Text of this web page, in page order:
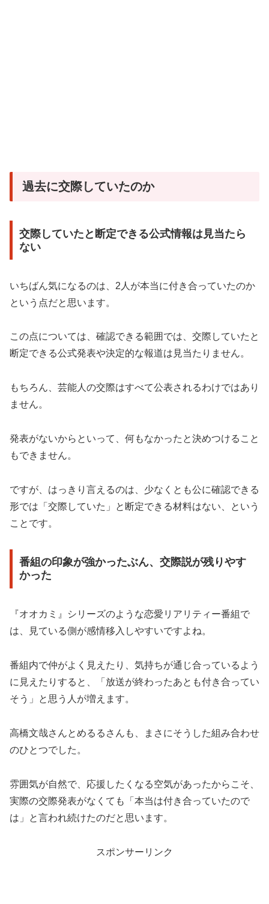
過去に交際していたのか
交際していたと断定できる公式情報は見当たら
ない
いちばん気になるのは、2人が本当に付き合っていたのか
という点だと思います。
この点については、確認できる範囲では、交際していたと
断定できる公式発表や決定的な報道は見当たりません。
もちろん、芸能人の交際はすべて公表されるわけではあり
ません。
発表がないからといって、何もなかったと決めつけること
もできません。
ですが、はっきり言えるのは、少なくとも公に確認できる
形では「交際していた」と断定できる材料はない、という
ことです。
番組の印象が強かったぶん、交際説が残りやす
かった
『オオカミ』シリーズのような恋愛リアリティー番組で
は、見ている側が感情移入しやすいですよね。
番組内で仲がよく見えたり、気持ちが通じ合っているよう
に見えたりすると、「放送が終わったあとも付き合ってい
そう」と思う人が増えます。
高橋文哉さんとめるるさんも、まさにそうした組み合わせ
のひとつでした。
雰囲気が自然で、応援したくなる空気があったからこそ、
実際の交際発表がなくても「本当は付き合っていたので
は」と言われ続けたのだと思います。
スポンサーリンク